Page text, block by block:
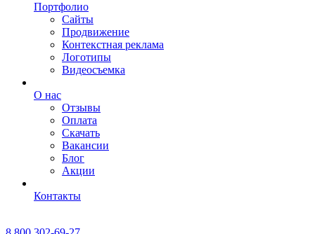
Портфолио
Сайты
Продвижение
Контекстная реклама
Логотипы
Видеосъемка
О нас
Отзывы
Оплата
Скачать
Вакансии
Блог
Акции
Контакты